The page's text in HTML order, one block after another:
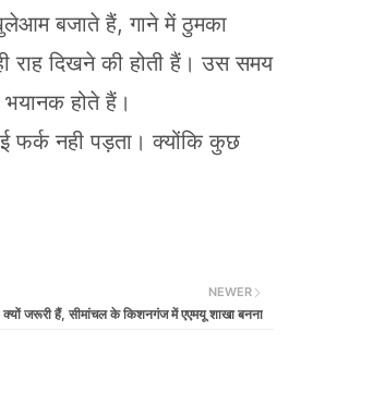
बजाते हैं, गाने में ठुमका
राह दिखने की होती हैं। उस समय
होते हैं।
फर्क नही पड़ता। क्योंकि कुछ
NEWER
क्यों जरूरी हैं, सीमांचल के किशनगंज में एएमयू शाखा बनना